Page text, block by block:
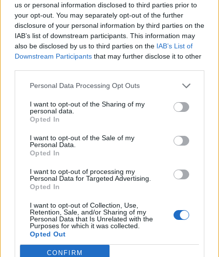
us or personal information disclosed to third parties prior to
your opt-out. You may separately opt-out of the further
disclosure of your personal information by third parties on the
IAB’s list of downstream participants. This information may
also be disclosed by us to third parties on the IAB’s List of
Downstream Participants that may further disclose it to other
Personal Data Processing Opt Outs
I want to opt-out of the Sharing of my
personal data.
Opted In
I want to opt-out of the Sale of my
Personal Data.
Opted In
I want to opt-out of processing my
Personal Data for Targeted Advertising.
Opted In
I want to opt-out of Collection, Use,
Retention, Sale, and/or Sharing of my
Personal Data that Is Unrelated with the
Purposes for which it was collected.
Opted Out
CONFIRM
20/07/2026
Υπεύθυνος Καταστήματος Χονδρικής
16/07/2026
ΚΟΖΑΝΗ
Μερική απασχόληση
σελίδα1από 1
1